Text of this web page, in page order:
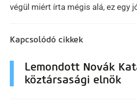
végül miért írta mégis alá, ez egy
Kapcsolódó cikkek
Lemondott Novák
köztársasági elnök